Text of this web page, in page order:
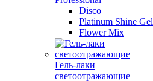
Disco
Platinum Shine Gel
Flower Mix
Гель-лаки
светоотражающие